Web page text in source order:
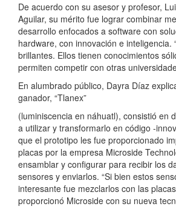
De acuerdo con su asesor y profesor,
Aguilar, su mérito fue lograr combinar
desarrollo enfocados a software con
hardware, con innovación e inteligencia.
brillantes. Ellos tienen conocimientos
permiten competir con otras
En alumbrado público, Dayra Díaz
ganador, “Tlanex”
(luminiscencia en náhuatl), consistió en
a utilizar y transformarlo en código -
que el prototipo les fue proporcionado
placas por la empresa Microside
ensamblar y configurar para recibir los
sensores y enviarlos. “Si bien estos
interesante fue mezclarlos con las
proporcionó Microside con su nueva